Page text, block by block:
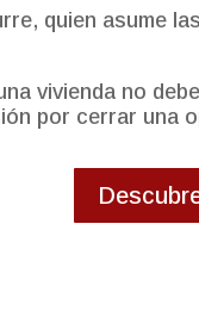
quien asume
vivienda no
por cerrar una